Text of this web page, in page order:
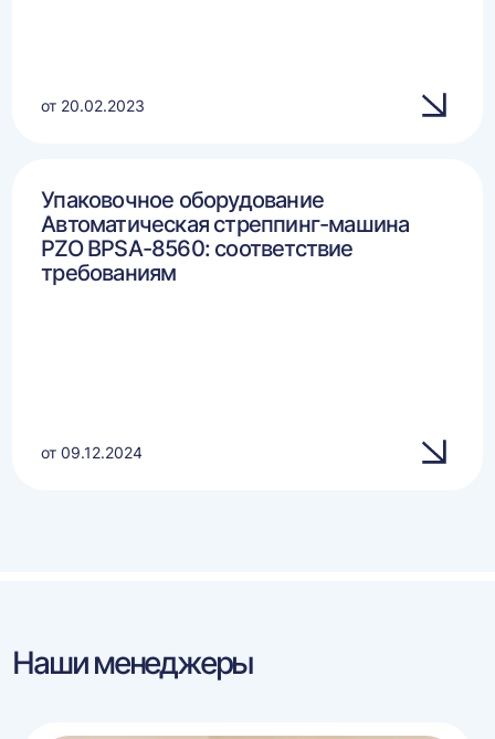
от 20.02.2023
Упаковочное оборудование
Автоматическая стреппинг-машина
PZO BPSA-8560: соответствие
требованиям
от 09.12.2024
Наши менеджеры